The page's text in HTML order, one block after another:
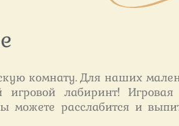
комнату. Для наших
лабиринт!
можете расслабится и